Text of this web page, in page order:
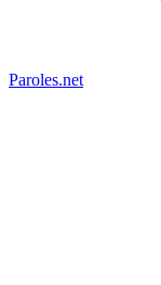
Paroles.net